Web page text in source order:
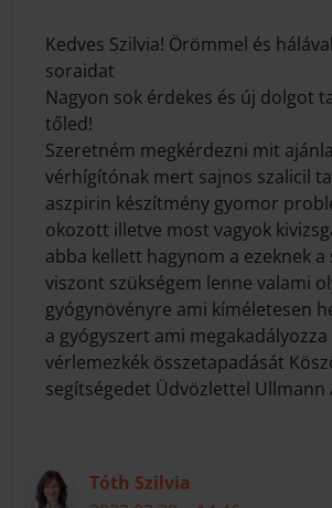
Kedves Szilvia! Örömmel és
soraidat
Nagyon sok érdekes és új dolgot
tőled!
Szeretném megkérdezni mit
vérhígítónak mert sajnos szalicil
aszpirin készítmény gyomor
okozott illetve most vagyok
abba kellett hagynom a ezeknek a
viszont szükségem lenne valami
gyógynövényre ami kíméletesen
a gyógyszert ami megakadályozza
vérlemezkék összetapadását
segítségedet Üdvözlettel Ullmann
Tóth Szilvia